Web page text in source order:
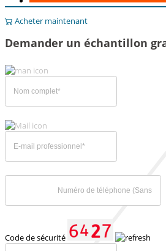
Acheter maintenant
Demander un échantillon
Code de sécurité